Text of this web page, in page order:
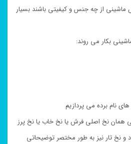
ماشینی از چه جنس و کیفیتی باشند بسیار
بکار می روند:
نام برده می پردازیم
همان نخ اصلی فرش یا نخ خاب یا نخ پرز
نخ تار نیز به طور مختصر توضیحاتی